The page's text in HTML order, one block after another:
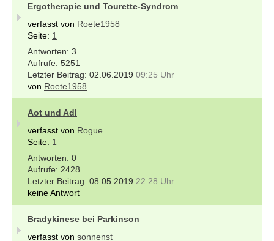
Ergotherapie und Tourette-Syndrom
verfasst von Roete1958
Seite: 1
3
5251
02.06.2019 09:25 Uhr
von Roete1958
Aot und Adl
verfasst von Rogue
Seite: 1
0
2428
08.05.2019 22:28 Uhr
keine Antwort
Bradykinese bei Parkinson
verfasst von sonnenst